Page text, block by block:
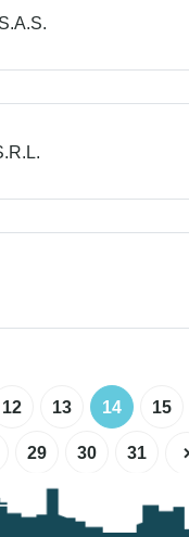
12 13 14 15
29 30 31